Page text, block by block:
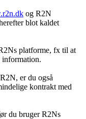
og R2N
blot kaldet
platforme, fx til at
information.
er du også
kontrakt med
du bruger R2Ns